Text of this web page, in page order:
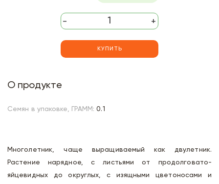
- +
КУПИТЬ
О продукте
Семян в упаковке, ГРАММ: 0.1
Многолетник, чаще выращиваемый как двулетник.
Растение нарядное, с листьями от продолговато-
яйцевидных до округлых, с изящными цветоносами и